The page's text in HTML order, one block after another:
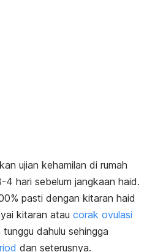
ujian kehamilan di rumah
hari sebelum jangkaan haid.
pasti dengan kitaran haid
kitaran atau corak ovulasi
dahulu sehingga
dan seterusnya.